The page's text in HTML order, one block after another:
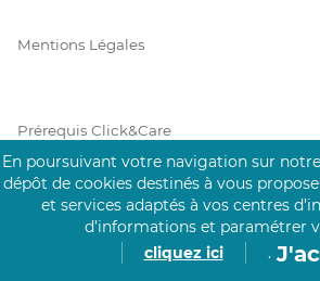
Mentions Légales
Prérequis Click&Care
Protection des Données
En poursuivant votre navigation sur
dépôt de cookies destinés à vous
et services adaptés à vos centres
d’informations et paramétrer
cliquez ici
.